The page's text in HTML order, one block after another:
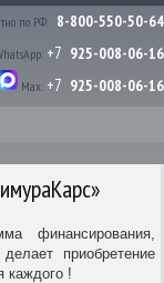
по РФ: 8-800-550-50-64
+7 925-008-06-16
Max: +7 925-008-06-16
финансирования,
приобретение
каждого !